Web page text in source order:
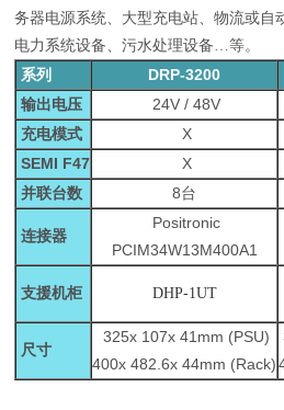
务器电源系统、大型充电站、物流或自
电力系统设备、污水处理设备…等。
系列
DRP-3200
输出电压
24V / 48V
充电模式
X
SEMI F47
X
并联台数
8台
连接器
Positronic
PCIM34W13M400A1
支援机柜 DHP-1UT
尺寸
325x 107x 41mm (PSU)
400x 482.6x 44mm (Rack)